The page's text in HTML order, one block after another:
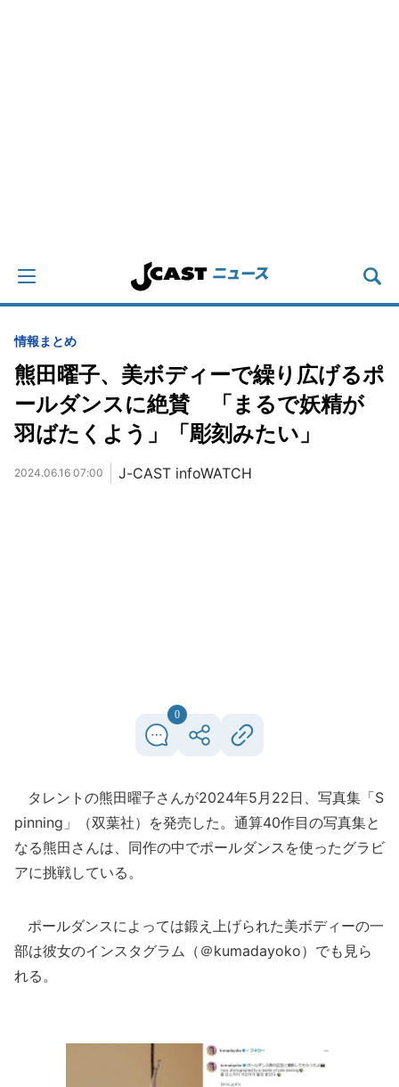
情報まとめ
熊田曜子、美ボディーで繰り広げるポ
ールダンスに絶賛 「まるで妖精が
羽ばたくよう」「彫刻みたい」
2024.06.16 07:00 J-CAST infoWATCH
0
タレントの熊田曜子さんが2024年5月22日、写真集「S
pinning」（双葉社）を発売した。通算40作目の写真集と
なる熊田さんは、同作の中でポールダンスを使ったグラビ
アに挑戦している。
ポールダンスによっては鍛え上げられた美ボディーの一
部は彼女のインスタグラム（＠kumadayoko）でも見ら
れる。